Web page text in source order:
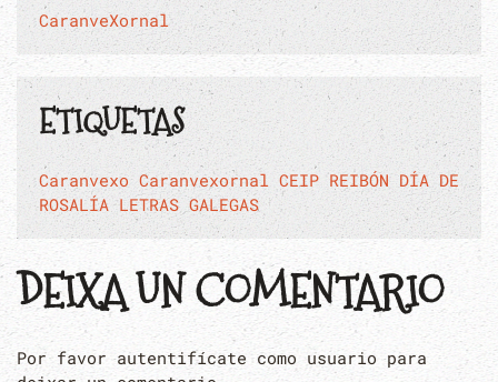
CaranveXornal
ETIQUETAS
Caranvexo Caranvexornal CEIP REIBÓN DÍA DE
ROSALÍA LETRAS GALEGAS
DEIXA UN COMENTARIO
Por favor autentifícate como usuario para